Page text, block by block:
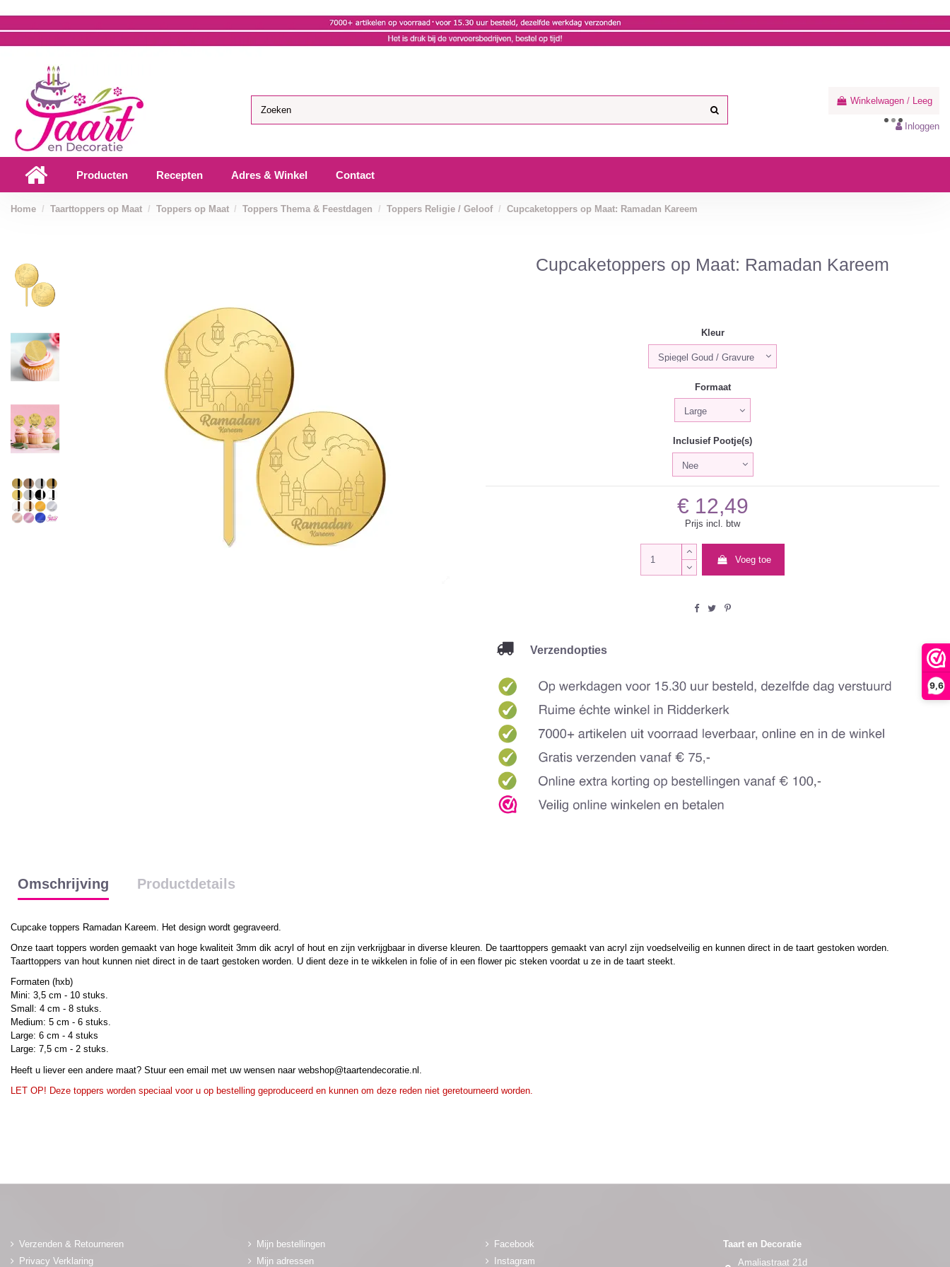
9,6
Winkelwagen / Leeg
Inloggen
Producten Recepten Adres & Winkel Contact
Home Taarttoppers op Maat Toppers op Maat Toppers Thema & Feestdagen Toppers Religie / Geloof Cupcaketoppers op Maat: Ramadan Kareem
Cupcaketoppers op Maat: Ramadan Kareem
Kleur
Formaat
Inclusief Pootje(s)
€ 12,49
Prijs incl. btw
Voeg toe
Verzendopties
Omschrijving Productdetails
Cupcake toppers Ramadan Kareem. Het design wordt gegraveerd.
Onze taart toppers worden gemaakt van hoge kwaliteit 3mm dik acryl of hout en zijn verkrijgbaar in diverse kleuren. De taarttoppers gemaakt van acryl zijn voedselveilig en kunnen direct in de taart gestoken worden.
Taarttoppers van hout kunnen niet direct in de taart gestoken worden. U dient deze in te wikkelen in folie of in een flower pic steken voordat u ze in de taart steekt.
Formaten (hxb)
Mini: 3,5 cm - 10 stuks.
Small: 4 cm - 8 stuks.
Medium: 5 cm - 6 stuks.
Large: 6 cm - 4 stuks
Large: 7,5 cm - 2 stuks.
Heeft u liever een andere maat? Stuur een email met uw wensen naar webshop@taartendecoratie.nl.
LET OP! Deze toppers worden speciaal voor u op bestelling geproduceerd en kunnen om deze reden niet geretourneerd worden.
Verzenden & Retourneren
Privacy Verklaring
Mijn bestellingen
Mijn adressen
Facebook
Instagram
Taart en Decoratie
Amaliastraat 21d